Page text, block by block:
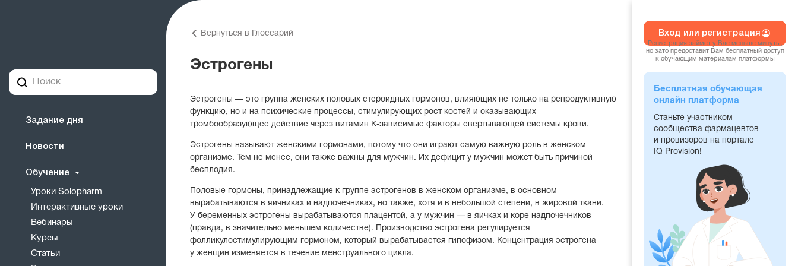
Задание дня
Новости
Обучение
Уроки Solopharm
Интерактивные уроки
Вебинары
Курсы
Статьи
Вернуться в Глоссарий
Эстрогены
Эстрогены — это группа женских половых стероидных гормонов, влияющих не только на репродуктивную
функцию, но и на психические процессы, стимулирующих рост костей и оказывающих
тромбообразующее действие через витамин К-зависимые факторы свертывающей системы крови.
Эстрогены называют женскими гормонами, потому что они играют самую важную роль в женском
организме. Тем не менее, они также важны для мужчин. Их дефицит у мужчин может быть причиной
бесплодия.
Половые гормоны, принадлежащие к группе эстрогенов в женском организме, в основном
вырабатываются в яичниках и надпочечниках, но также, хотя и в небольшой степени, в жировой ткани.
У беременных эстрогены вырабатываются плацентой, а у мужчин — в яичках и коре надпочечников
(правда, в значительно меньшем количестве). Производство эстрогена регулируется
фолликулостимулирующим гормоном, который вырабатывается гипофизом. Концентрация эстрогена
у женщин изменяется в течение менструального цикла.
Вход или регистрация
Регистрация займет у Вас меньше минуты,
но зато предоставит Вам бесплатный доступ
к обучающим материалам платформы
Бесплатная обучающая
онлайн платформа
Станьте участником
сообщества фармацевтов
и провизоров на портале
IQ Provision!